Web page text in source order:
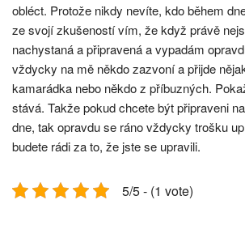
obléct. Protože nikdy nevíte, kdo během
ze svojí zkušeností vím, že když právě
nachystaná a připravená a vypadám
vždycky na mě někdo zazvoní a přijde
kamarádka nebo někdo z příbuzných.
stává. Takže pokud chcete být připraveni
dne, tak opravdu se ráno vždycky trošku
budete rádi za to, že jste se upravili.
5/5 - (1 vote)